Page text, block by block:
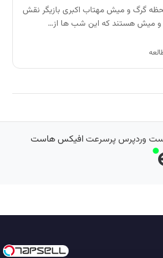
گرگ و میش مهتاب اکبری بازیگر نقش
و میش هستند که این شب ها از…
وردپرس پرسرعتافیکس هاست